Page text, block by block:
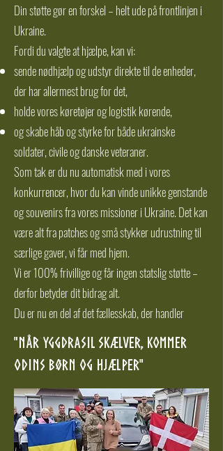
Din støtte gør en forskel – helt ude på frontlinjen i
Ukraine.
Fordi du valgte at hjælpe, kan vi:
sende nødhjælp og udstyr direkte til de enheder,
der har allermest brug for det,
holde vores køretøjer og logistik kørende,
og skabe håb og styrke for både ukrainske
soldater, civile og danske veteraner.
Som tak er du nu automatisk med i vores
konkurrencer, hvor du kan vinde unikke genstande
og souvenirs fra vores missioner i Ukraine. Det kan
være alt fra patches og små stykker udrustning til
særlige gaver, vi får med hjem.
Vi er 100% frivillige og får ingen statslig støtte –
derfor betyder dit bidrag alt.
Du er nu en del af det fællesskab, der handler
"Når Yggdrasil skælver, kommer
Odins børn og hjælper"